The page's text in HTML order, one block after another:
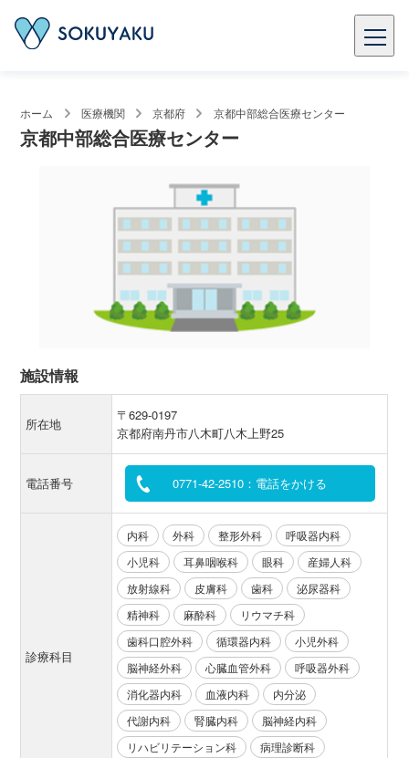
ホーム 医療機関 京都府 京都中部総合医療センター
京都中部総合医療センター
施設情報
所在地
〒629-0197
京都府南丹市八木町八木上野25
電話番号 0771-42-2510：電話をかける
診療科目
内科 外科 整形外科
呼吸器内科
小児科
耳鼻咽喉科 眼科
産婦人科
放射線科
皮膚科 歯科
泌尿器科
精神科
麻酔科
リウマチ科
歯科口腔外科
循環器内科
小児外科
脳神経外科
心臓血管外科
呼吸器外科
消化器内科
血液内科
内分泌
代謝内科
腎臓内科
脳神経内科
リハビリテーション科
病理診断科